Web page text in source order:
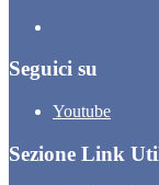
Seguici su
Youtube
Sezione Link